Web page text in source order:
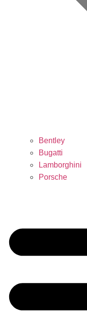
Bentley
Bugatti
Lamborghini
Porsche